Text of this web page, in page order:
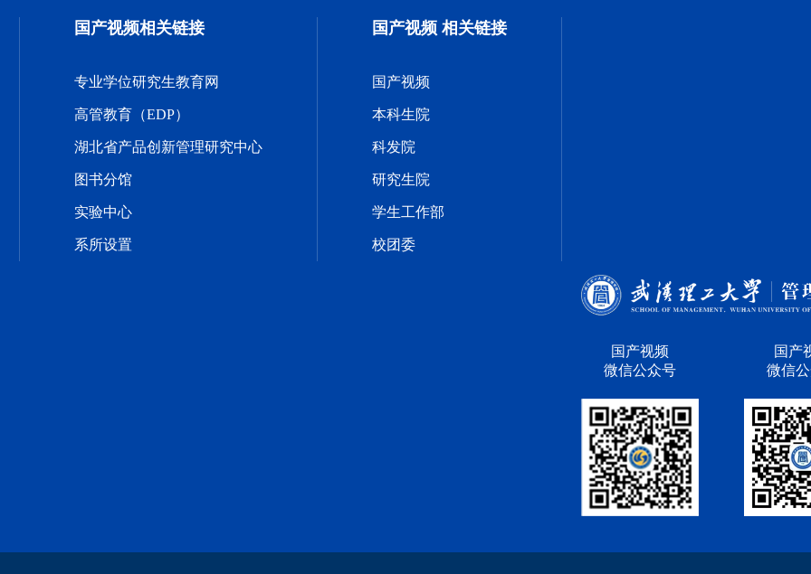
国产视频相关链接
专业学位研究生教育网
高管教育（EDP）
湖北省产品创新管理研究中心
图书分馆
实验中心
系所设置
国产视频 相关链接
国产视频
本科生院
科发院
研究生院
学生工作部
校团委
国产视频
微信公众号
国产
微信